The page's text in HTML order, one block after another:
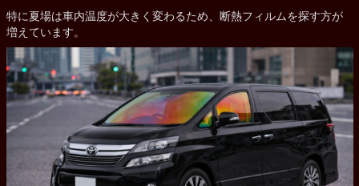
特に夏場は車内温度が大きく変わるため、断熱フィルムを探す方が
増えています。